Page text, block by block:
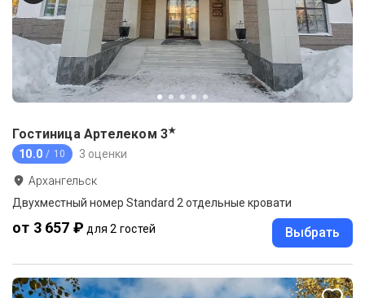
Гостиница Артелеком 3★
10.0 / 10 3 оценки
Архангельск
Двухместный номер Standard 2 отдельные кровати
от 3 657 ₽ для 2 гостей Выбрать